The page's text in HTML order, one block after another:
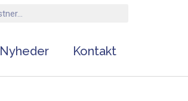
Nyheder Kontakt